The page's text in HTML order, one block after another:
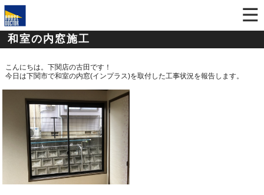
和室の内窓施工
こんにちは。下関店の古田です！
今日は下関市で和室の内窓(インプラス)を取付した工事状況を報告します。